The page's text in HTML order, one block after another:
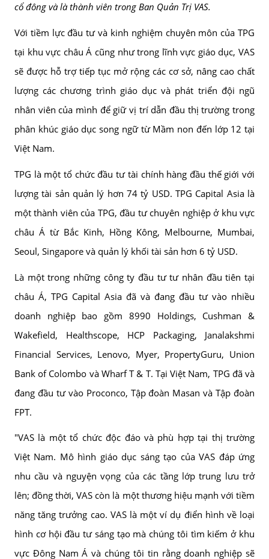
cổ đông và là thành viên trong Ban Quản Trị VAS.
Với tiềm lực đầu tư và kinh nghiệm chuyên môn của TPG
tại khu vực châu Á cũng như trong lĩnh vực giáo dục, VAS
sẽ được hỗ trợ tiếp tục mở rộng các cơ sở, nâng cao chất
lượng các chương trình giáo dục và phát triển đội ngũ
nhân viên của mình để giữ vị trí dẫn đầu thị trường trong
phân khúc giáo dục song ngữ từ Mầm non đến lớp 12 tại
Việt Nam.
TPG là một tổ chức đầu tư tài chính hàng đầu thế giới với
lượng tài sản quản lý hơn 74 tỷ USD. TPG Capital Asia là
một thành viên của TPG, đầu tư chuyên nghiệp ở khu vực
châu Á từ Bắc Kinh, Hồng Kông, Melbourne, Mumbai,
Seoul, Singapore và quản lý khối tài sản hơn 6 tỷ USD.
Là một trong những công ty đầu tư tư nhân đầu tiên tại
châu Á, TPG Capital Asia đã và đang đầu tư vào nhiều
doanh nghiệp bao gồm 8990 Holdings, Cushman &
Wakefield, Healthscope, HCP Packaging, Janalakshmi
Financial Services, Lenovo, Myer, PropertyGuru, Union
Bank of Colombo và Wharf T & T. Tại Việt Nam, TPG đã và
đang đầu tư vào Proconco, Tập đoàn Masan và Tập đoàn
FPT.
"VAS là một tổ chức độc đáo và phù hợp tại thị trường
Việt Nam. Mô hình giáo dục sáng tạo của VAS đáp ứng
nhu cầu và nguyện vọng của các tầng lớp trung lưu trở
lên; đồng thời, VAS còn là một thương hiệu mạnh với tiềm
năng tăng trưởng cao. VAS là một ví dụ điển hình về loại
hình cơ hội đầu tư sáng tạo mà chúng tôi tìm kiếm ở khu
vực Đông Nam Á và chúng tôi tin rằng doanh nghiệp sẽ